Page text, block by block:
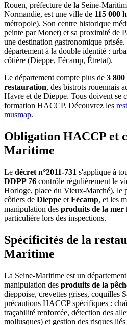
Rouen, préfecture de la Seine-
Normandie, est une ville de 115 000
métropole). Son centre historique
peinte par Monet) et sa proximité de
une destination gastronomique
département à la double identité :
côtière (Dieppe, Fécamp, Étretat).
Le département compte plus de 3 800
restauration, des bistrots rouennais
Havre et de Dieppe. Tous doivent se
formation HACCP. Découvrez les
musmap.
Obligation HACCP et
Maritime
Le décret n°2011-731 s'applique à
DDPP 76 contrôle régulièrement le
Horloge, place du Vieux-Marché), le
côtiers de Dieppe et Fécamp, et les
manipulation des produits de la mer
particulière lors des inspections.
Spécificités de la
Maritime
La Seine-Maritime est un
manipulation des produits de la
dieppoise, crevettes grises, coquilles
précautions HACCP spécifiques :
traçabilité renforcée, détection des
mollusques) et gestion des risques